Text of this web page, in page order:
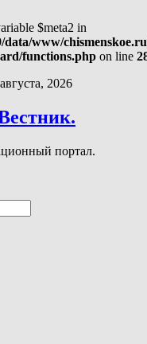
$meta2 in
data/www/
functions.php on line
2026
портал.